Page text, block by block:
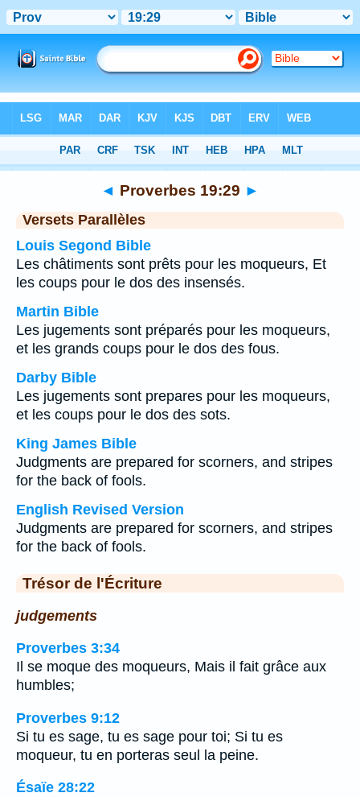
Chapitre 19 > Verset 29
◄ Proverbes 19:29 ►
Versets Parallèles
Louis Segond Bible
Les châtiments sont prêts pour les moqueurs, Et
les coups pour le dos des insensés.
Martin Bible
Les jugements sont préparés pour les moqueurs,
et les grands coups pour le dos des fous.
Darby Bible
Les jugements sont prepares pour les moqueurs,
et les coups pour le dos des sots.
King James Bible
Judgments are prepared for scorners, and stripes
for the back of fools.
English Revised Version
Judgments are prepared for scorners, and stripes
for the back of fools.
Trésor de l'Écriture
judgements
Proverbes 3:34
Il se moque des moqueurs, Mais il fait grâce aux
humbles;
Proverbes 9:12
Si tu es sage, tu es sage pour toi; Si tu es
moqueur, tu en porteras seul la peine.
Ésaïe 28:22